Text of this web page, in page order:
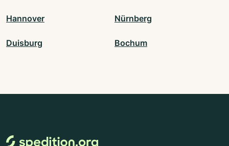
Hannover Nürnberg
Duisburg Bochum